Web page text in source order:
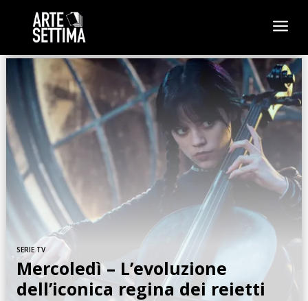
a
SERIE TV
Mercoledì – L’evoluzione
dell’iconica regina dei reietti